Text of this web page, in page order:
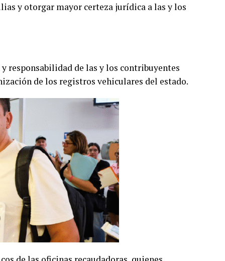
y otorgar mayor certeza jurídica a las y los
responsabilidad de las y los contribuyentes
de los registros vehiculares del estado.